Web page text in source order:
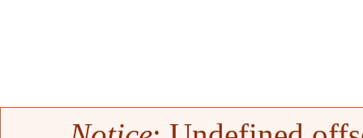
Mensaje de error